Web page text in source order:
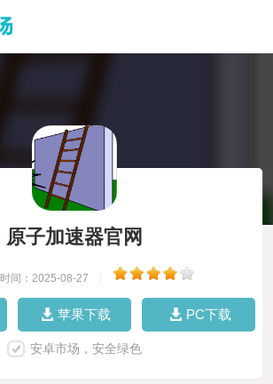
原子加速器官网
时间：2025-08-27
苹果下载 PC下载
安卓市场，安全绿色